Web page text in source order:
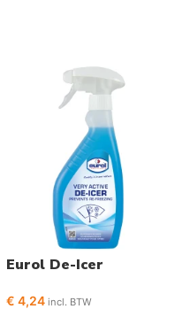
Eurol De-Icer
€ 4,24 incl. BTW